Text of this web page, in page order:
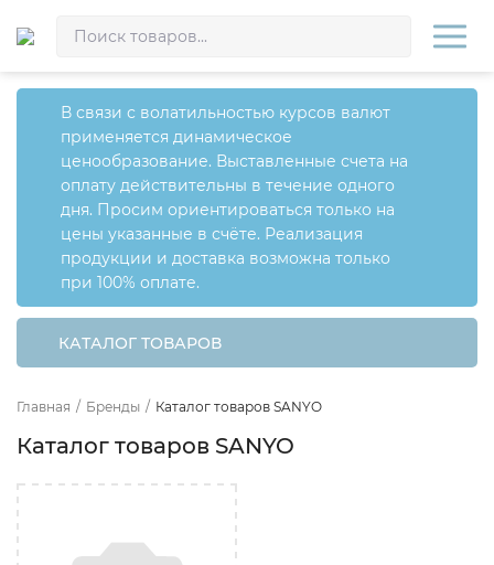
В связи с волатильностью курсов валют
применяется динамическое
ценообразование. Выставленные счета на
оплату действительны в течение одного
дня. Просим ориентироваться только на
цены указанные в счёте. Реализация
продукции и доставка возможна только
при 100% оплате.
КАТАЛОГ ТОВАРОВ
Главная / Бренды / Каталог товаров SANYO
Каталог товаров SANYO